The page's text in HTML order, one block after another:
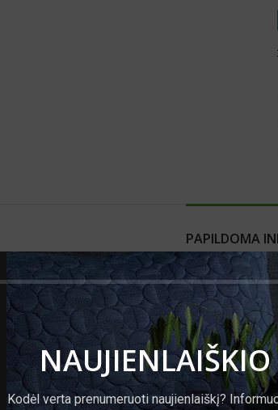
Kodėl verta prenumeruoti naujienlaiškį?
PAPILDOMA
Spalva
Plotis, mm
Storis, mm